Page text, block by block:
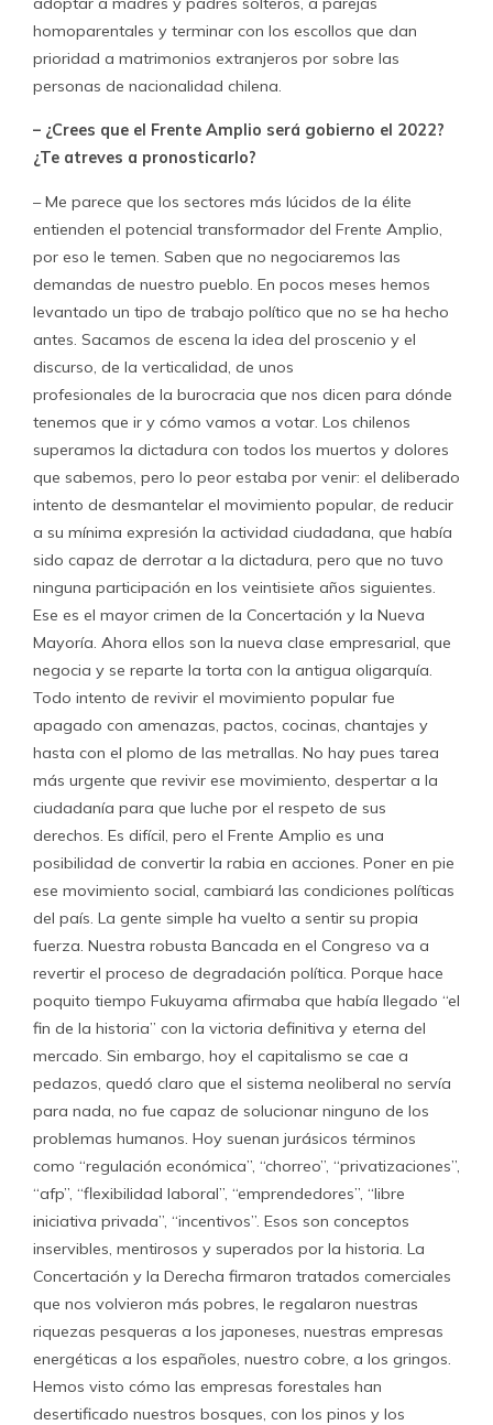
homoparentales y terminar con los escollos que dan
prioridad a matrimonios extranjeros por sobre las
personas de nacionalidad chilena.
– ¿Crees que el Frente Amplio será gobierno el 2022?
¿Te atreves a pronosticarlo?
– Me parece que los sectores más lúcidos de la élite
entienden el potencial transformador del Frente Amplio,
por eso le temen. Saben que no negociaremos las
demandas de nuestro pueblo. En pocos meses hemos
levantado un tipo de trabajo político que no se ha hecho
antes. Sacamos de escena la idea del proscenio y el
discurso, de la verticalidad, de unos
profesionales de la burocracia que nos dicen para dónde
tenemos que ir y cómo vamos a votar. Los chilenos
superamos la dictadura con todos los muertos y dolores
que sabemos, pero lo peor estaba por venir: el deliberado
intento de desmantelar el movimiento popular, de reducir
a su mínima expresión la actividad ciudadana, que había
sido capaz de derrotar a la dictadura, pero que no tuvo
ninguna participación en los veintisiete años siguientes.
Ese es el mayor crimen de la Concertación y la Nueva
Mayoría. Ahora ellos son la nueva clase empresarial, que
negocia y se reparte la torta con la antigua oligarquía.
Todo intento de revivir el movimiento popular fue
apagado con amenazas, pactos, cocinas, chantajes y
hasta con el plomo de las metrallas. No hay pues tarea
más urgente que revivir ese movimiento, despertar a la
ciudadanía para que luche por el respeto de sus
derechos. Es difícil, pero el Frente Amplio es una
posibilidad de convertir la rabia en acciones. Poner en pie
ese movimiento social, cambiará las condiciones políticas
del país. La gente simple ha vuelto a sentir su propia
fuerza. Nuestra robusta Bancada en el Congreso va a
revertir el proceso de degradación política. Porque hace
poquito tiempo Fukuyama afirmaba que había llegado “el
fin de la historia” con la victoria definitiva y eterna del
mercado. Sin embargo, hoy el capitalismo se cae a
pedazos, quedó claro que el sistema neoliberal no servía
para nada, no fue capaz de solucionar ninguno de los
problemas humanos. Hoy suenan jurásicos términos
como “regulación económica”, “chorreo”, “privatizaciones”,
“afp”, “flexibilidad laboral”, “emprendedores”, “libre
iniciativa privada”, “incentivos”. Esos son conceptos
inservibles, mentirosos y superados por la historia. La
Concertación y la Derecha firmaron tratados comerciales
que nos volvieron más pobres, le regalaron nuestras
riquezas pesqueras a los japoneses, nuestras empresas
energéticas a los españoles, nuestro cobre, a los gringos.
Hemos visto cómo las empresas forestales han
desertificado nuestros bosques, con los pinos y los